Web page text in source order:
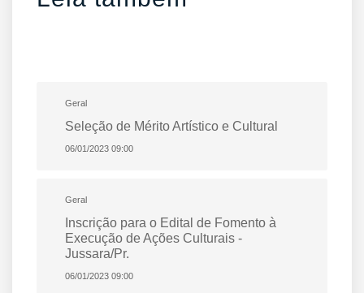
Geral
Seleção de Mérito Artístico e Cultural
06/01/2023 09:00
Geral
Inscrição para o Edital de Fomento à
Execução de Ações Culturais -
Jussara/Pr.
06/01/2023 09:00